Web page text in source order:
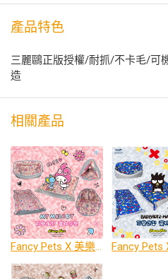
產品特色
三麗鷗正版授權/耐抓/不卡毛/可
造
相關產品
Fancy Pets X 美樂蒂 百變造型寵物睡床墊